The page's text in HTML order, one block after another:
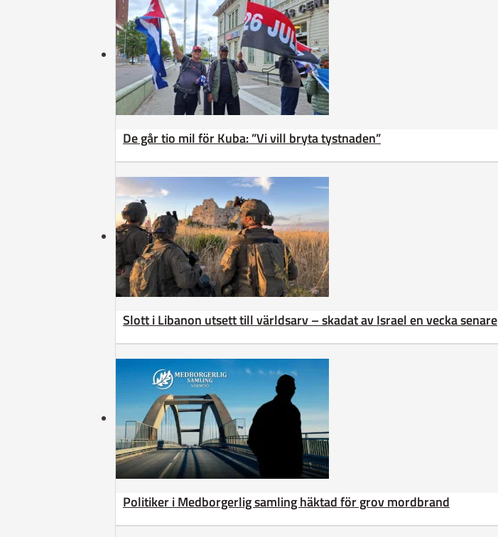
De går tio mil för Kuba: ”Vi vill bryta tystnaden”
Slott i Libanon utsett till världsarv – skadat av Israel en vecka senare
Politiker i Medborgerlig samling häktad för grov mordbrand